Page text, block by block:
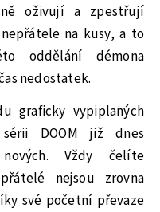
oživují a zpestřují
na kusy, a to
oddělání démona
nedostatek.
graficky vypiplaných
DOOM již dnes
Vždy čelíte
nejsou zrovna
své početní převaze